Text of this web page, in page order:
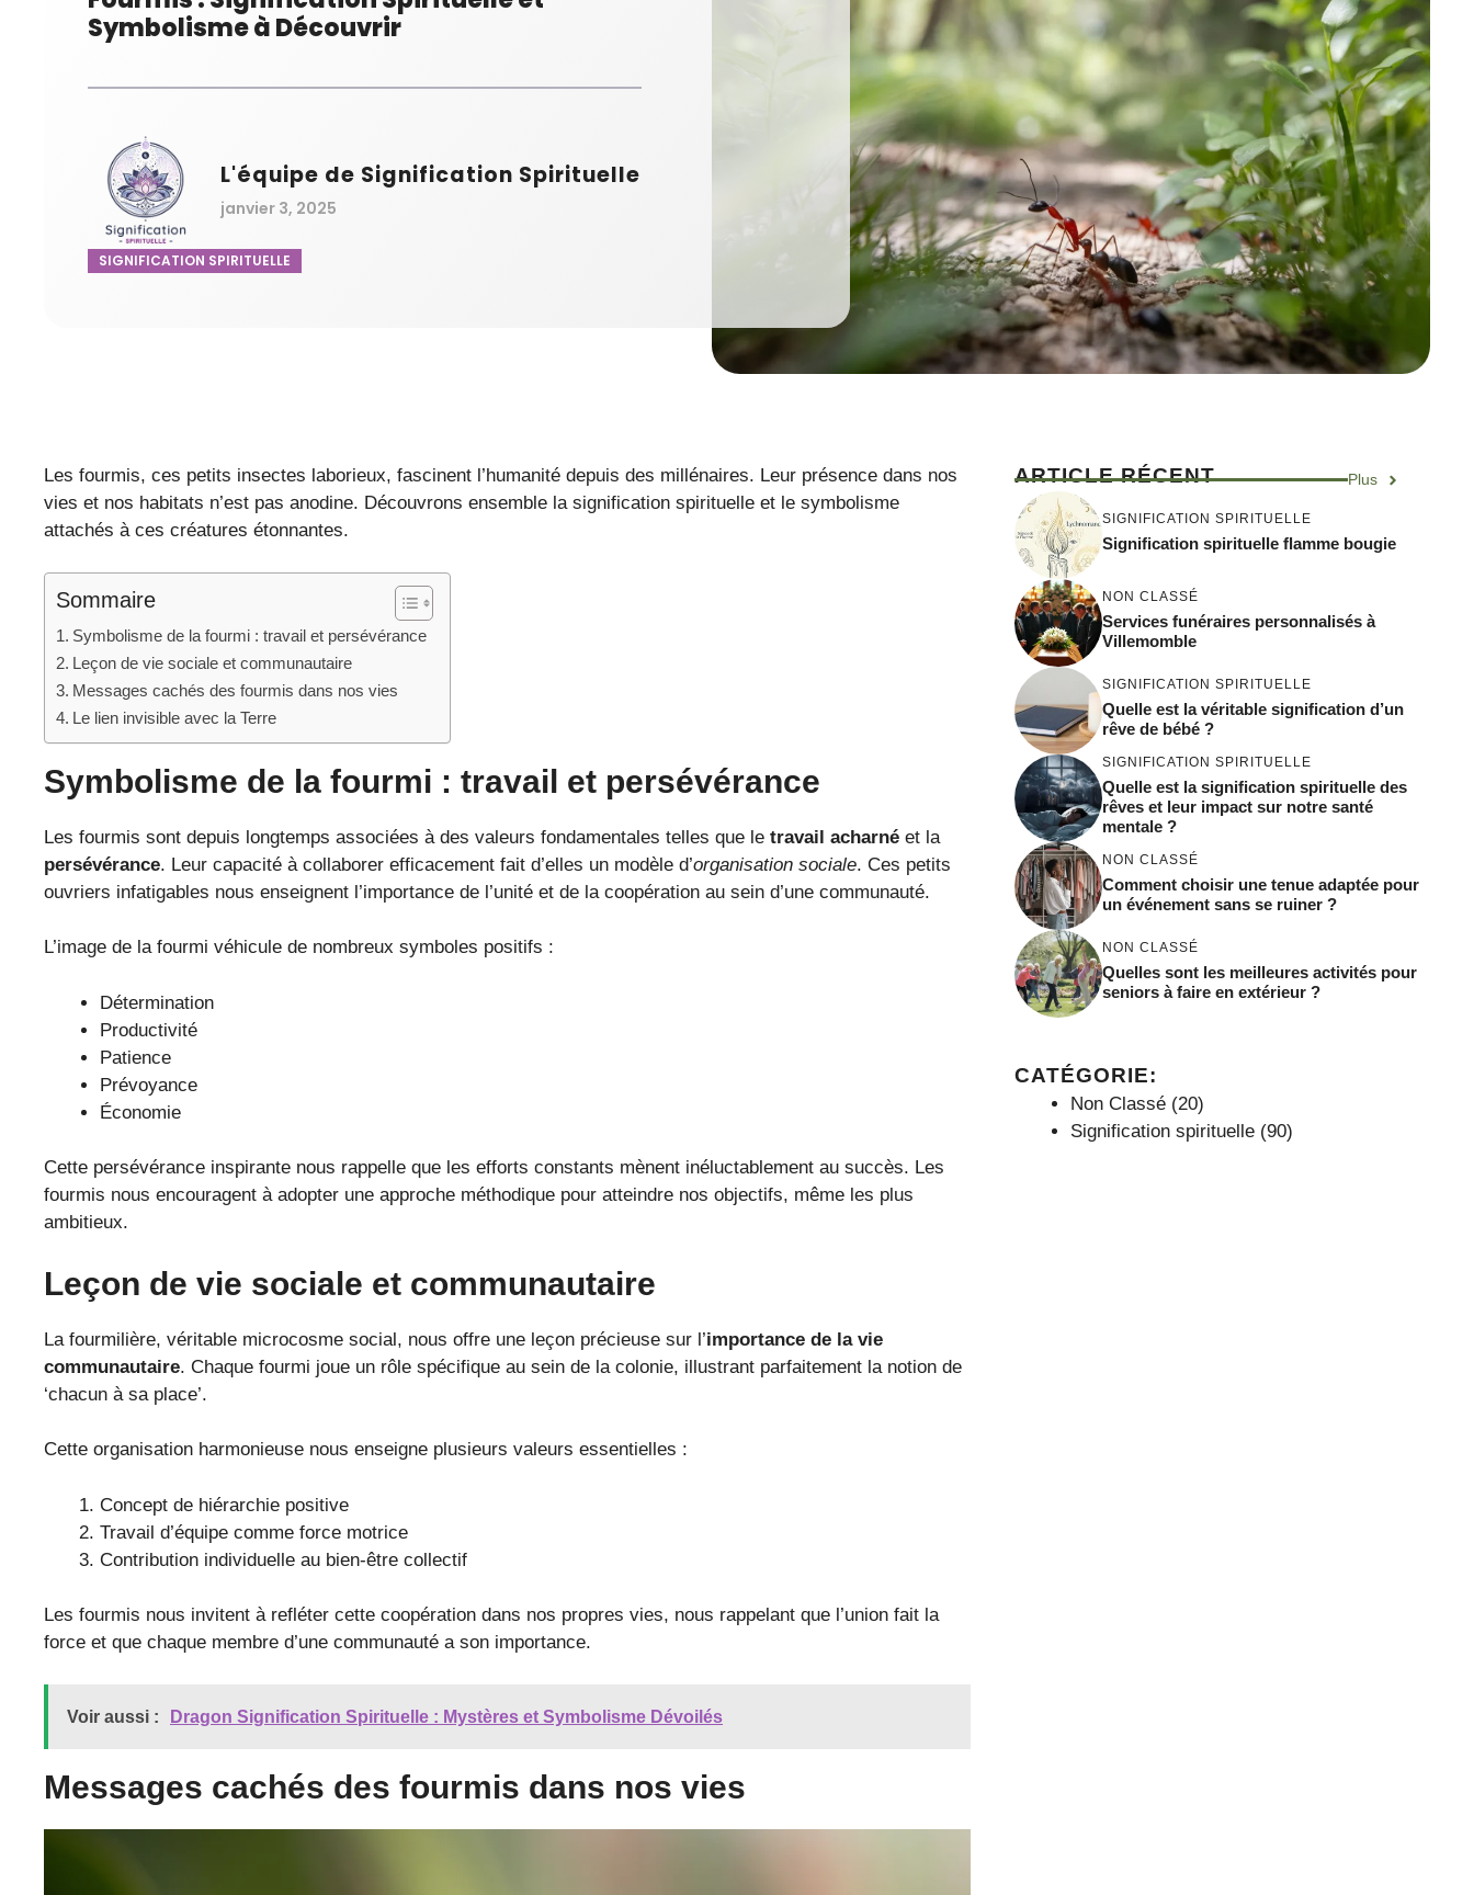
Symbolisme à Découvrir
L'équipe de Signification Spirituelle
janvier 3, 2025
SIGNIFICATION SPIRITUELLE
Les fourmis, ces petits insectes laborieux, fascinent l’humanité depuis des millénaires. Leur présence dans nos
vies et nos habitats n’est pas anodine. Découvrons ensemble la signification spirituelle et le symbolisme
attachés à ces créatures étonnantes.
Sommaire
Symbolisme de la fourmi : travail et persévérance
Leçon de vie sociale et communautaire
Messages cachés des fourmis dans nos vies
Le lien invisible avec la Terre
Symbolisme de la fourmi : travail et persévérance
Les fourmis sont depuis longtemps associées à des valeurs fondamentales telles que le travail acharné et la
persévérance. Leur capacité à collaborer efficacement fait d’elles un modèle d’organisation sociale. Ces petits
ouvriers infatigables nous enseignent l’importance de l’unité et de la coopération au sein d’une communauté.
L’image de la fourmi véhicule de nombreux symboles positifs :
Détermination
Productivité
Patience
Prévoyance
Économie
Cette persévérance inspirante nous rappelle que les efforts constants mènent inéluctablement au succès. Les
fourmis nous encouragent à adopter une approche méthodique pour atteindre nos objectifs, même les plus
ambitieux.
Leçon de vie sociale et communautaire
La fourmilière, véritable microcosme social, nous offre une leçon précieuse sur l’importance de la vie
communautaire. Chaque fourmi joue un rôle spécifique au sein de la colonie, illustrant parfaitement la notion de
‘chacun à sa place’.
Cette organisation harmonieuse nous enseigne plusieurs valeurs essentielles :
Concept de hiérarchie positive
Travail d’équipe comme force motrice
Contribution individuelle au bien-être collectif
Les fourmis nous invitent à refléter cette coopération dans nos propres vies, nous rappelant que l’union fait la
force et que chaque membre d’une communauté a son importance.
Voir aussi : Dragon Signification Spirituelle : Mystères et Symbolisme Dévoilés
Messages cachés des fourmis dans nos vies
ARTICLE RÉCENT Plus
SIGNIFICATION SPIRITUELLE
Signification spirituelle flamme bougie
NON CLASSÉ
Services funéraires personnalisés à
Villemomble
SIGNIFICATION SPIRITUELLE
Quelle est la véritable signification d’un
rêve de bébé ?
SIGNIFICATION SPIRITUELLE
Quelle est la signification spirituelle des
rêves et leur impact sur notre santé
mentale ?
NON CLASSÉ
Comment choisir une tenue adaptée pour
un événement sans se ruiner ?
NON CLASSÉ
Quelles sont les meilleures activités pour
seniors à faire en extérieur ?
CATÉGORIE:
Non Classé(20)
Signification spirituelle(90)